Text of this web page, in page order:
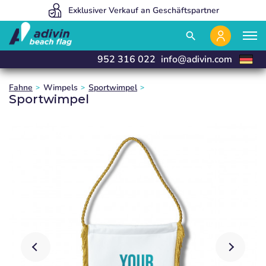
Wir produzieren und liefern in 24 Stunden
Exklusiver Verkauf an Geschäftspartner
Wir sind so preisgünstig, weil wir 100% online verkaufen
search
952 316 022 info@adivin.com
Fahne Wimpels Sportwimpel
Sportwimpel